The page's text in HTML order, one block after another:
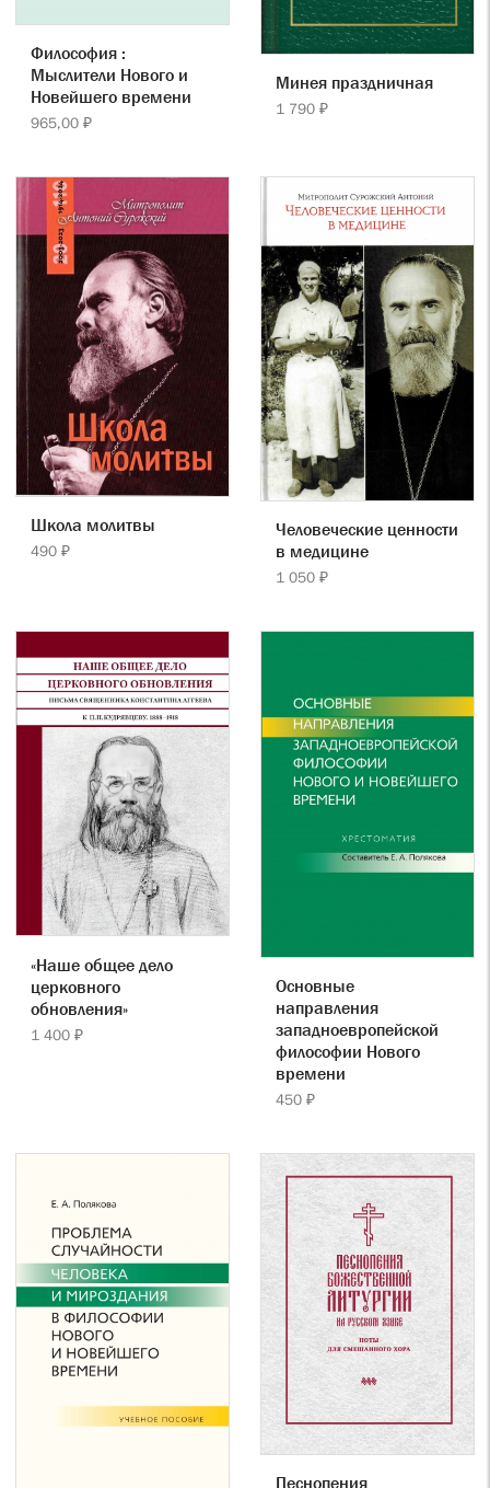
Философия :
Мыслители Нового и
Новейшего времени
965,00 ₽
Минея праздничная
1 790 ₽
Школа молитвы
490 ₽
Человеческие ценности
в медицине
1 050 ₽
«Наше общее дело
церковного
обновления»
1 400 ₽
Основные
направления
западноевропейской
философии Нового
времени
450 ₽
Песнопения